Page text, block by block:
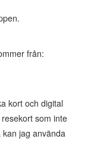
från:
kort och digital
som inte
jag använda